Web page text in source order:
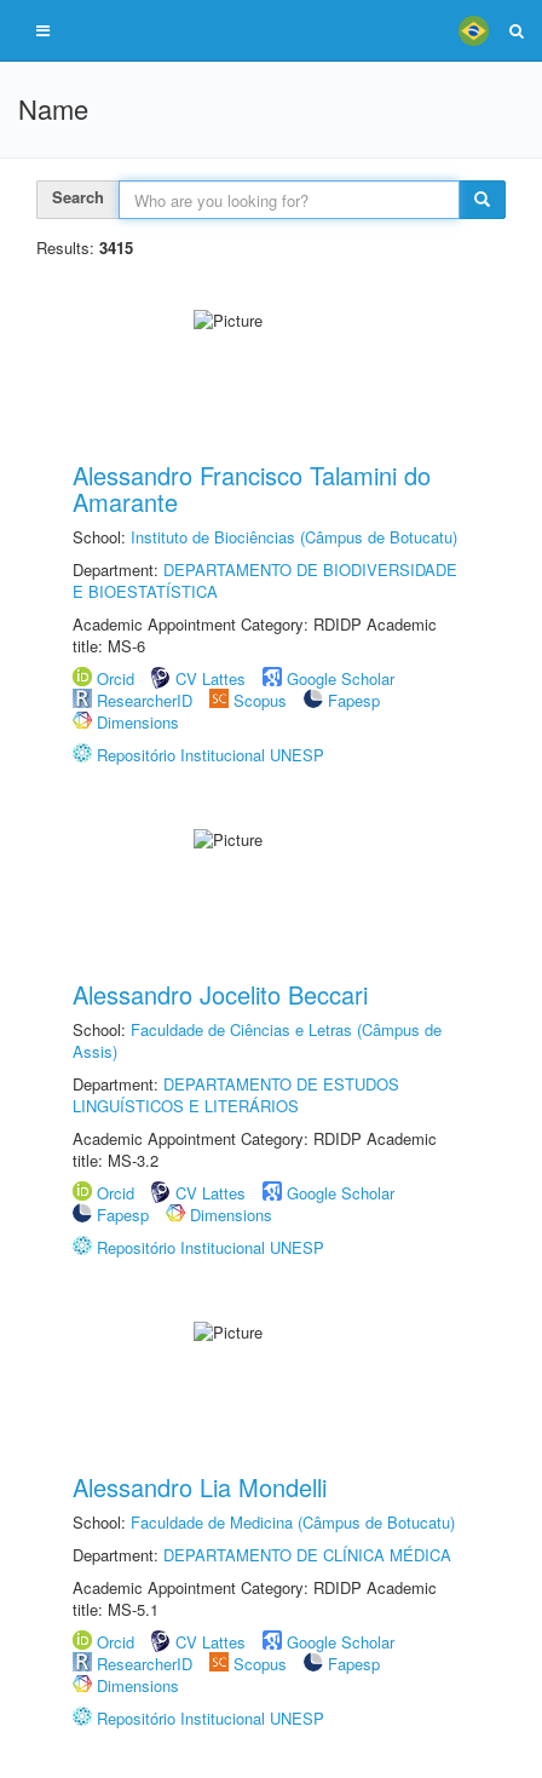
Name
Search
Results: 3415
Alessandro Francisco Talamini do
Amarante
School: Instituto de Biociências (Câmpus de Botucatu)
Department: DEPARTAMENTO DE BIODIVERSIDADE
E BIOESTATÍSTICA
Academic Appointment Category: RDIDP Academic
title: MS-6
Orcid
CV Lattes
Google Scholar
ResearcherID
Scopus
Fapesp
Dimensions
Repositório Institucional UNESP
Alessandro Jocelito Beccari
School: Faculdade de Ciências e Letras (Câmpus de
Assis)
Department: DEPARTAMENTO DE ESTUDOS
LINGUÍSTICOS E LITERÁRIOS
Academic Appointment Category: RDIDP Academic
title: MS-3.2
Orcid
CV Lattes
Google Scholar
Fapesp
Dimensions
Repositório Institucional UNESP
Alessandro Lia Mondelli
School: Faculdade de Medicina (Câmpus de Botucatu)
Department: DEPARTAMENTO DE CLÍNICA MÉDICA
Academic Appointment Category: RDIDP Academic
title: MS-5.1
Orcid
CV Lattes
Google Scholar
ResearcherID
Scopus
Fapesp
Dimensions
Repositório Institucional UNESP